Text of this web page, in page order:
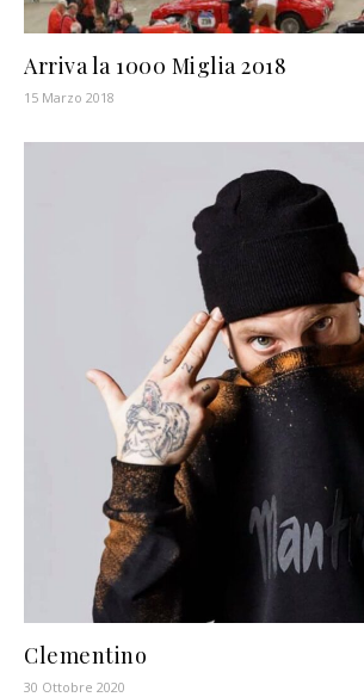
Arriva la 1000 Miglia 2018
15 Marzo 2018
Clementino
30 Ottobre 2020